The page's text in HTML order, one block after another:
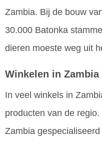
Zambia. Bij de bouw
30.000 Batonka
dieren moeste weg uit
Winkelen in Zambia
In veel winkels in
producten van de
Zambia